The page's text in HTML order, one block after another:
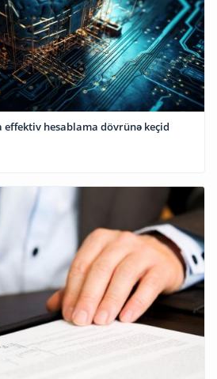
hesablama dövrünə keçid